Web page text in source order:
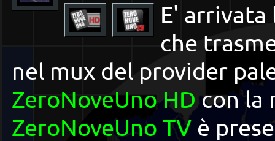
E'
che
nel mux del provider
ZeroNoveUno HDcon la
ZeroNoveUno TV è